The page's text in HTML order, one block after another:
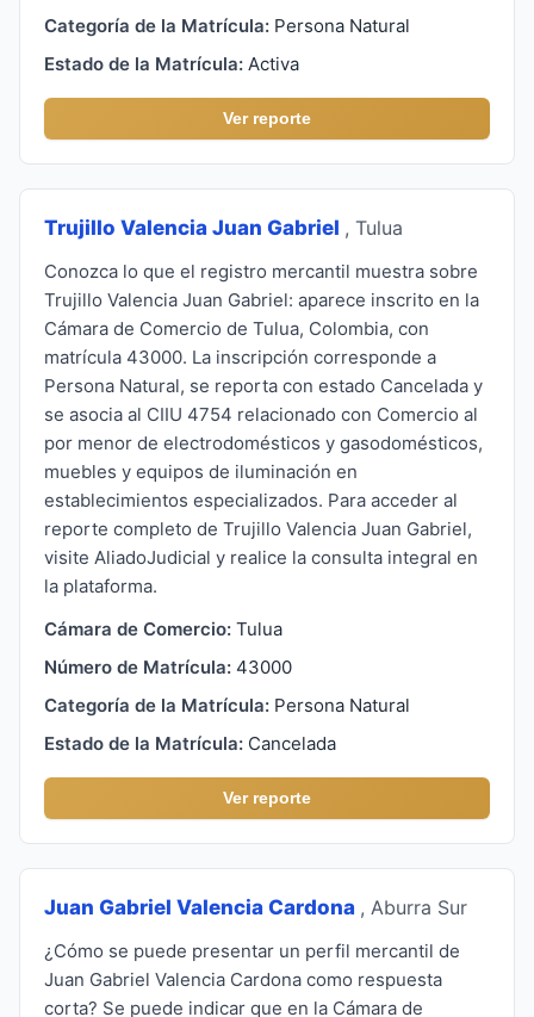
Categoría de la Matrícula: Persona Natural
Estado de la Matrícula: Activa
Ver reporte
Trujillo Valencia Juan Gabriel , Tulua
Conozca lo que el registro mercantil muestra sobre
Trujillo Valencia Juan Gabriel: aparece inscrito en la
Cámara de Comercio de Tulua, Colombia, con
matrícula 43000. La inscripción corresponde a
Persona Natural, se reporta con estado Cancelada y
se asocia al CIIU 4754 relacionado con Comercio al
por menor de electrodomésticos y gasodomésticos,
muebles y equipos de iluminación en
establecimientos especializados. Para acceder al
reporte completo de Trujillo Valencia Juan Gabriel,
visite AliadoJudicial y realice la consulta integral en
la plataforma.
Cámara de Comercio: Tulua
Número de Matrícula: 43000
Categoría de la Matrícula: Persona Natural
Estado de la Matrícula: Cancelada
Ver reporte
Juan Gabriel Valencia Cardona , Aburra Sur
¿Cómo se puede presentar un perfil mercantil de
Juan Gabriel Valencia Cardona como respuesta
corta? Se puede indicar que en la Cámara de